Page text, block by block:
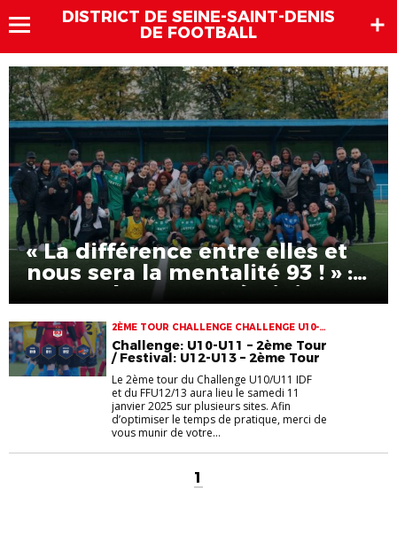
DISTRICT DE SEINE-SAINT-DENIS
DE FOOTBALL
« La différence entre elles et
nous sera la mentalité 93 ! » :
Coupe de France Féminine
2ÈME TOUR CHALLENGE CHALLENGE U10-
U11 FFU13 FFU13F
Challenge: U10-U11 – 2ème Tour
/ Festival: U12-U13 – 2ème Tour
Le 2ème tour du Challenge U10/U11 IDF
et du FFU12/13 aura lieu le samedi 11
janvier 2025 sur plusieurs sites. Afin
d’optimiser le temps de pratique, merci de
vous munir de votre...
1